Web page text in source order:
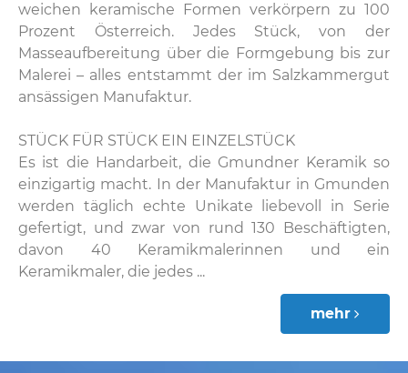
weichen keramische Formen verkörpern zu 100
Prozent Österreich. Jedes Stück, von der
Masseaufbereitung über die Formgebung bis zur
Malerei – alles entstammt der im Salzkammergut
ansässigen Manufaktur.
STÜCK FÜR STÜCK EIN EINZELSTÜCK
Es ist die Handarbeit, die Gmundner Keramik so
einzigartig macht. In der Manufaktur in Gmunden
werden täglich echte Unikate liebevoll in Serie
gefertigt, und zwar von rund 130 Beschäftigten,
davon 40 Keramikmalerinnen und ein
Keramikmaler, die jedes ...
mehr